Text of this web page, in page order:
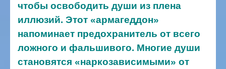
чтобы освободить души из плена
иллюзий. Этот «армагеддон»
напоминает предохранитель от всего
ложного и фальшивого. Многие души
становятся «наркозависимыми» от